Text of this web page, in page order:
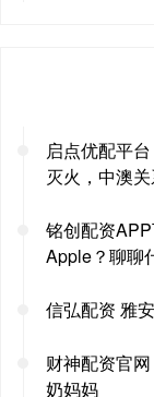
启点优配平
灭火，中澳
铭创配资
Apple？聊聊
信弘配资 雅
财神配资官
奶妈妈